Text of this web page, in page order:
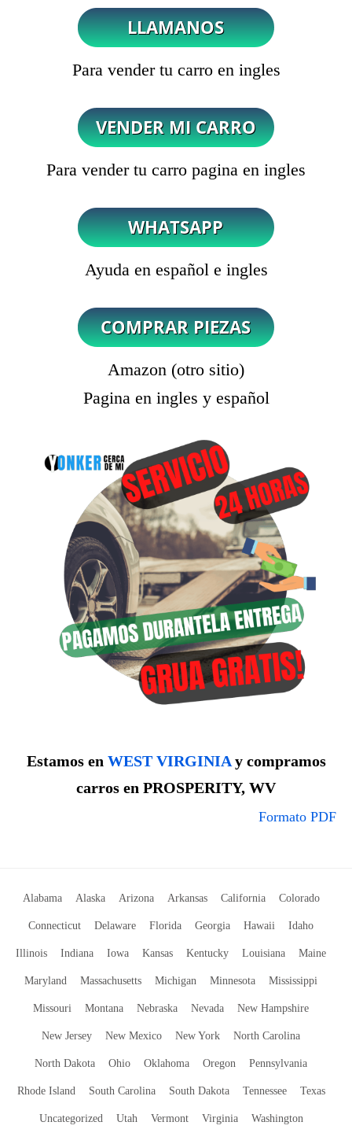
Para vender tu carro en ingles
Para vender tu carro pagina en ingles
Ayuda en español e ingles
Amazon (otro sitio)
Pagina en ingles y español
Estamos en WEST VIRGINIAy compramos
carros en PROSPERITY, WV
Formato PDF
Alabama Alaska Arizona Arkansas California Colorado
Connecticut Delaware Florida Georgia Hawaii Idaho
Illinois Indiana Iowa Kansas Kentucky Louisiana Maine
Maryland Massachusetts Michigan Minnesota Mississippi
Missouri Montana Nebraska Nevada New Hampshire
New Jersey New Mexico New York North Carolina
North Dakota Ohio Oklahoma Oregon Pennsylvania
Rhode Island South Carolina South Dakota Tennessee Texas
Uncategorized Utah Vermont Virginia Washington